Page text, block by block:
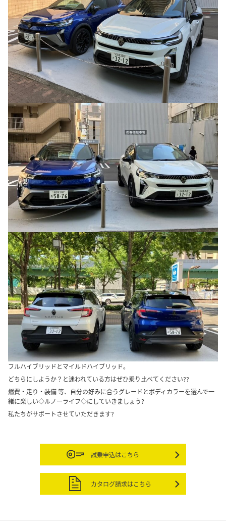
フルハイブリッドとマイルドハイブリッド。
どちらにしようか？と迷われている方はぜひ乗り比べてください??
燃費・走り・装備 等、自分の好みに合うグレードとボディカラーを選んで一
緒に楽しい◇ルノーライフ◇にしていきましょう?
私たちがサポートさせていただきます?
試乗申込はこちら
カタログ請求はこちら